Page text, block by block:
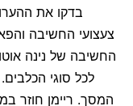
בדקו את
צעצועי החשיבה
החשיבה של נינה
לכל סוגי
המסך. ריימן חוזר